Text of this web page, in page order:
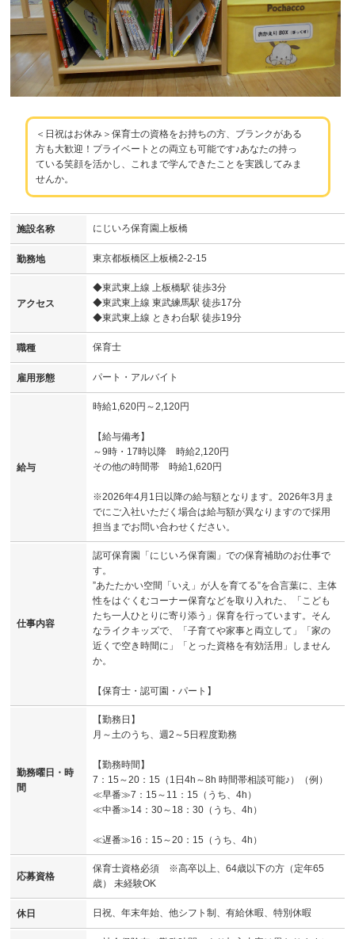
＜日祝はお休み＞保育士の資格をお持ちの方、ブランクがある
方も大歓迎！プライベートとの両立も可能です♪あなたの持っ
ている笑顔を活かし、これまで学んできたことを実践してみま
せんか。
施設名称 にじいろ保育園上板橋
勤務地 東京都板橋区上板橋2-2-15
アクセス
◆東武東上線 上板橋駅 徒歩3分
◆東武東上線 東武練馬駅 徒歩17分
◆東武東上線 ときわ台駅 徒歩19分
職種 保育士
雇用形態 パート・アルバイト
給与
時給1,620円～2,120円
【給与備考】
～9時・17時以降 時給2,120円
その他の時間帯 時給1,620円
※2026年4月1日以降の給与額となります。2026年3月ま
でにご入社いただく場合は給与額が異なりますので採用
担当までお問い合わせください。
仕事内容
認可保育園「にじいろ保育園」での保育補助のお仕事で
す。
”あたたかい空間「いえ」が人を育てる”を合言葉に、主体
性をはぐくむコーナー保育などを取り入れた、「こども
たち一人ひとりに寄り添う」保育を行っています。そん
なライクキッズで、「子育てや家事と両立して」「家の
近くで空き時間に」「とった資格を有効活用」しません
か。
【保育士・認可園・パート】
勤務曜日・時
間
【勤務日】
月～土のうち、週2～5日程度勤務
【勤務時間】
7：15～20：15（1日4h～8h 時間帯相談可能♪）（例）
≪早番≫7：15～11：15（うち、4h）
≪中番≫14：30～18：30（うち、4h）
≪遅番≫16：15～20：15（うち、4h）
応募資格
保育士資格必須 ※高卒以上、64歳以下の方（定年65
歳） 未経験OK
休日 日祝、年末年始、他シフト制、有給休暇、特別休暇